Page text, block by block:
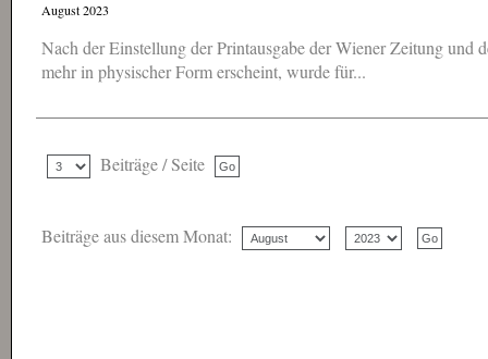
August 2023
Nach der Einstellung der Printausgabe der Wiener Zeitung und
mehr in physischer Form erscheint, wurde für...
Beiträge / Seite
Beiträge aus diesem Monat: